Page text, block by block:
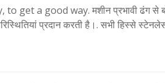
to get a good way. मशीन प्रभावी ढंग से
प्रदान करती है।. सभी हिस्से